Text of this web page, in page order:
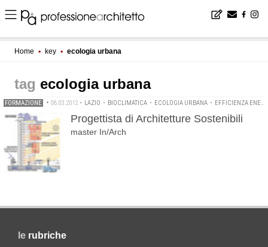
Home ▪ key ▪ ecologia urbana
ecologia urbana
FORMAZIONE • 08.03.2012 • LAZIO • BIOCLIMATICA • ECOLOGIA URBANA • EFFICIENZA ENERGETICA
Progettista di Architetture Sostenibili
master In/Arch
le rubriche